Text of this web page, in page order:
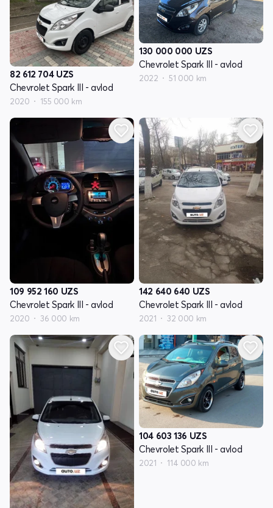
82 612 704 UZS
Chevrolet Spark III - avlod
2020 155 000 km
130 000 000 UZS
Chevrolet Spark III - avlod
2022 51 000 km
109 952 160 UZS
Chevrolet Spark III - avlod
2020 36 000 km
142 640 640 UZS
Chevrolet Spark III - avlod
2021 32 000 km
104 603 136 UZS
Chevrolet Spark III - avlod
2021 114 000 km